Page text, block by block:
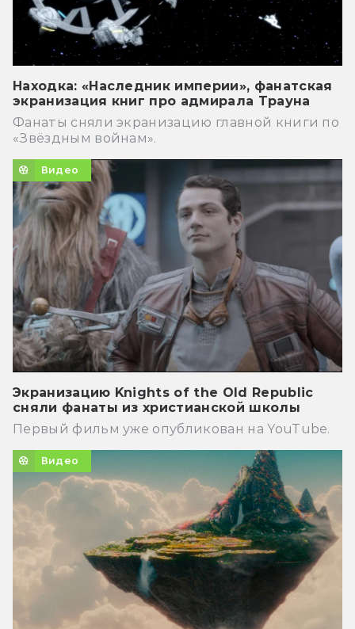
Находка: «Наследник империи», фанатская
экранизация книг про адмирала Трауна
Фанаты сняли экранизацию главной книги по
«Звёздным войнам».
Видео
Экранизацию Knights of the Old Republic
сняли фанаты из христианской школы
Первый фильм уже опубликован на YouTube.
Видео